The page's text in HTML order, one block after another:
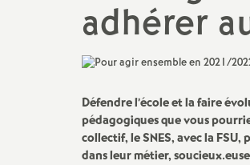
Ils ont osé
Action sociale
adhérer
Défendre l’école et la faire
pédagogiques que vous
collectif, le SNES, avec la
dans leur métier,